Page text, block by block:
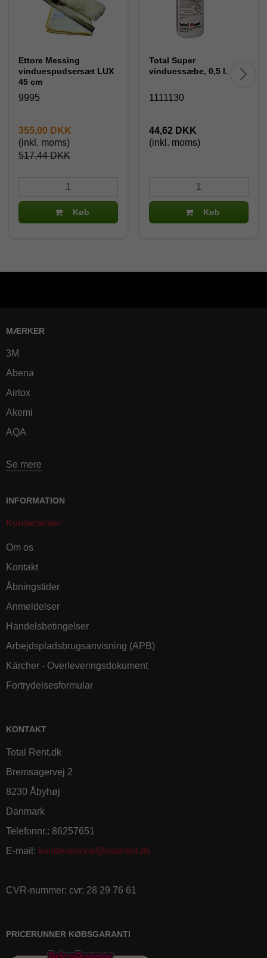
Ettore Messing
vinduespudsersæt LUX
45 cm
9995
517,44 DKK
355,00 DKK
(inkl. moms)
Køb
Total Super
vinduessæbe, 0,5 l.
1111130
44,62 DKK
(inkl. moms)
Køb
MÆRKER
3M
Abena
Airtox
Akemi
AQA
Se mere
INFORMATION
Kundecenter
Om os
Kontakt
Åbningstider
Anmeldelser
Handelsbetingelser
Arbejdspladsbrugsanvisning (APB)
Kärcher - Overleveringsdokument
Fortrydelsesformular
KONTAKT
Total Rent.dk
Bremsagervej 2
8230 Åbyhøj
Danmark
Telefonnr.: 86257651
E-mail : kundeservice@totalrent.dk
CVR-nummer: cvr: 28 29 76 61
PRICERUNNER KØBSGARANTI